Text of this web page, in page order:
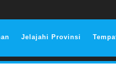
Jelajahi Provinsi